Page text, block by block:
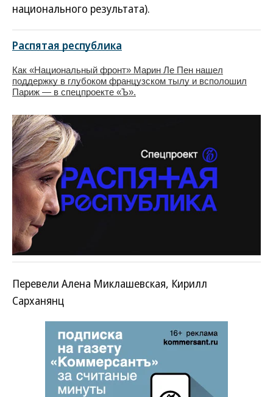
национального результата).
Распятая республика
Как «Национальный фронт» Марин Ле Пен нашел
поддержку в глубоком французском тылу и всполошил
Париж — в спецпроекте «Ъ».
Перевели Алена Миклашевская, Кирилл
Сарханянц